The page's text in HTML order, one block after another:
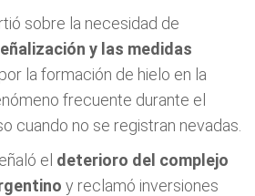
sobre la necesidad de
y las medidas
por la formación de hielo en la
frecuente durante el
cuando no se registran nevadas.
el deterioro del complejo
y reclamó inversiones